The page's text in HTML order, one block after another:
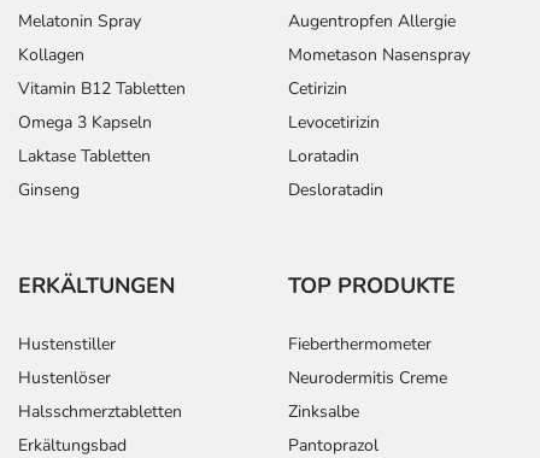
Melatonin Spray
Kollagen
Vitamin B12 Tabletten
Omega 3 Kapseln
Laktase Tabletten
Ginseng
Augentropfen Allergie
Mometason Nasenspray
Cetirizin
Levocetirizin
Loratadin
Desloratadin
ERKÄLTUNGEN
Hustenstiller
Hustenlöser
Halsschmerztabletten
Erkältungsbad
TOP PRODUKTE
Fieberthermometer
Neurodermitis Creme
Zinksalbe
Pantoprazol